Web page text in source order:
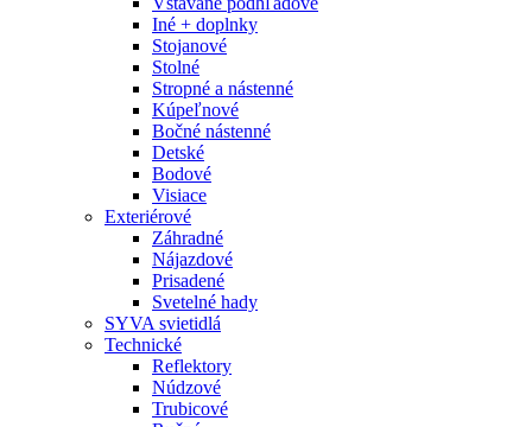
Iné + doplnky
Stojanové
Stolné
Stropné a nástenné
Kúpeľnové
Bočné nástenné
Detské
Bodové
Visiace
Exteriérové
Záhradné
Nájazdové
Prisadené
Svetelné hady
SYVA svietidlá
Technické
Reflektory
Núdzové
Trubicové